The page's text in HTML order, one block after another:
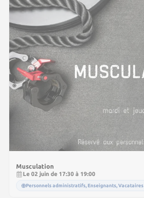
Musculation
Le 02 juin de 17:30 à 19:00
Personnels administratifs, Enseignants, Vacataires